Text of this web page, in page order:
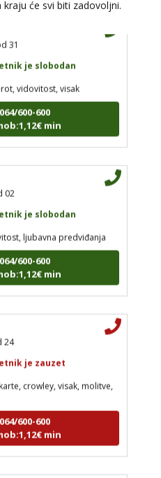
će svi biti zadovoljni.
31
je slobodan
vidovitost, visak
600-600
min
02
je slobodan
ljubavna predviđanja
600-600
min
24
je zauzet
crowley, visak, molitve,
600-600
min